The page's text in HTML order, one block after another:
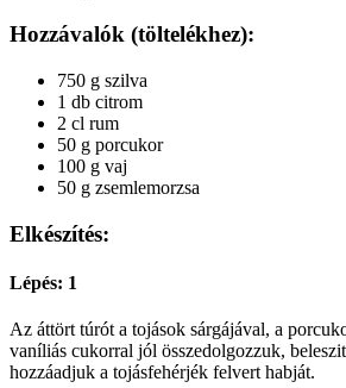
Hozzávalók (töltelékhez):
750 g szilva
1 db citrom
2 cl rum
50 g porcukor
100 g vaj
50 g zsemlemorzsa
Elkészítés:
Lépés: 1
Az áttört túrót a tojások sárgájával, a
vaníliás cukorral jól összedolgozzuk,
hozzáadjuk a tojásfehérjék felvert habját.